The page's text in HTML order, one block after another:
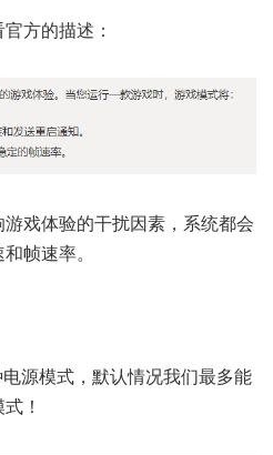
方的描述：
戏体验的干扰因素，系统都会
帧速率。
源模式，默认情况我们最多能
！